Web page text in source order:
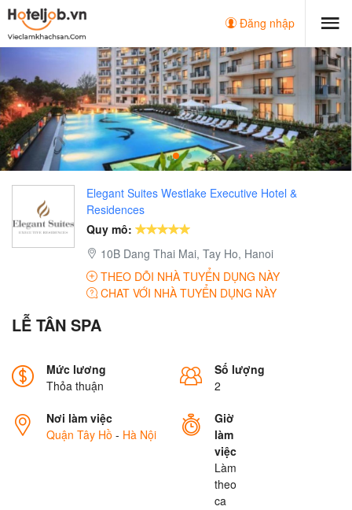
Đăng nhập
Elegant Suites Westlake Executive Hotel &
Residences
Quy mô:
10B Dang Thai Mai, Tay Ho, Hanoi
THEO DÕI NHÀ TUYỂN DỤNG NÀY
CHAT VỚI NHÀ TUYỂN DỤNG NÀY
LỄ TÂN SPA
Mức lương
Thỏa thuận
Số lượng
2
Nơi làm việc
Quận Tây Hồ - Hà Nội
Giờ
làm
việc
Làm
theo
ca